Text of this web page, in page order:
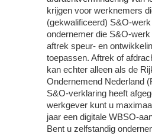
krijgen voor werknemers
(gekwalificeerd) S&O-
ondernemer die S&O-
aftrek speur- en
toepassen. Aftrek of
kan echter alleen als de
Ondernemend Nederland
S&O-verklaring heeft
werkgever kunt u
jaar een digitale WBSO-
Bent u zelfstandig